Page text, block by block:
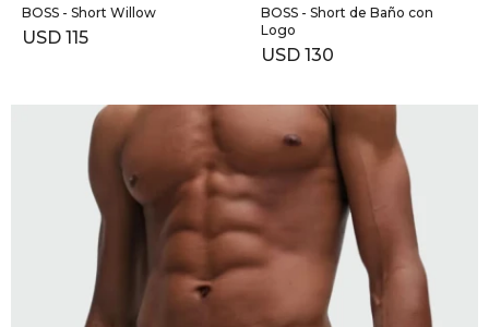
BOSS - Short Willow
USD 115
BOSS - Short de Baño con
Logo
USD 130